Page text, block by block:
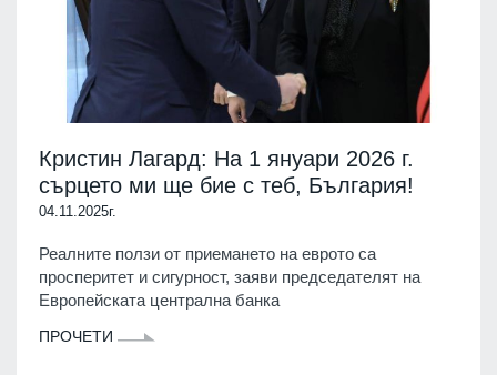
Кристин Лагард: На 1 януари 2026 г.
сърцето ми ще бие с теб, България!
04.11.2025г.
Реалните ползи от приемането на еврото са
просперитет и сигурност, заяви председателят на
Европейската централна банка
ПРОЧЕТИ